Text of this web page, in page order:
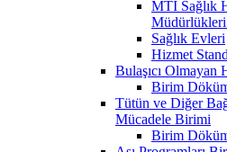
MTİ Sağlık
Sağlık Evleri
Hizmet
Bulaşıcı Olmayan
Birim
Tütün ve Diğer
Mücadele Birimi
Birim